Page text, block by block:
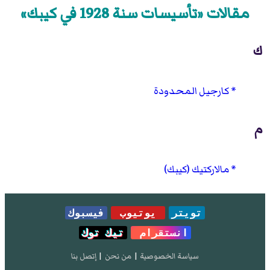
مقالات «تأسيسات سنة 1928 في كيبك»
ك
كارجيل المحدودة
م
مالاركتيك (كيبك)
تويتر يوتيوب
فيسبوك
انستقرام
تيك توك
سياسة الخصوصية | من نحن | إتصل بنا